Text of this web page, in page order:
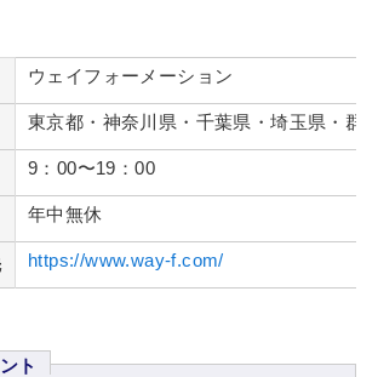
ウェイフォーメーション
東京都・神奈川県・千葉県・埼玉県・群
9：00〜19：00
年中無休
https://www.way-f.com/
ト